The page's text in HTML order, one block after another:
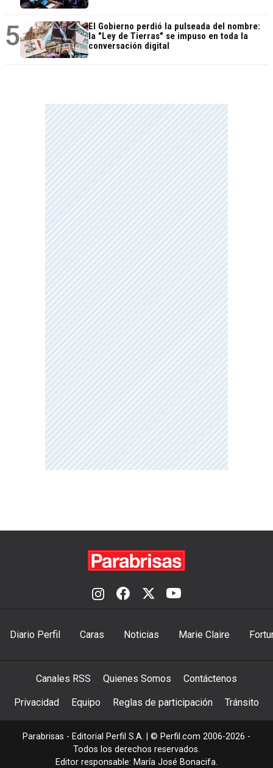
5
El Gobierno perdió la pulseada del nombre:
la "Ley de Tierras" se impuso en toda la
conversación digital
Diario Perfil Caras Noticias Marie Claire
Canales RSS Quienes Somos Contáctenos
Privacidad Equipo Reglas de participación Tránsito
Parabrisas - Editorial Perfil S.A. | © Perfil.com 2006-2026 -
Todos los derechos reservados.
Editor responsable: María José Bonacifa.